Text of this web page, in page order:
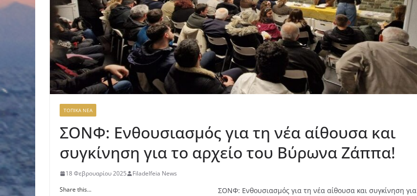
ΤΟΠΙΚΑ ΝΕΑ
ΣΟΝΦ: Ενθουσιασμός για τη νέα αίθουσα και
συγκίνηση για το αρχείο του Βύρωνα Ζάππα!
18 Φεβρουαρίου 2025
Filadelfeia News
Share this...
ΣΟΝΦ: Ενθουσιασμός για τη νέα αίθουσα και συγκίνηση για